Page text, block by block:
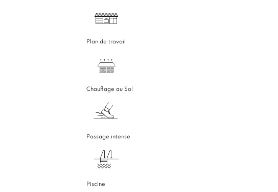
Plan de travail
Chauffage au Sol
Passage intense
Piscine